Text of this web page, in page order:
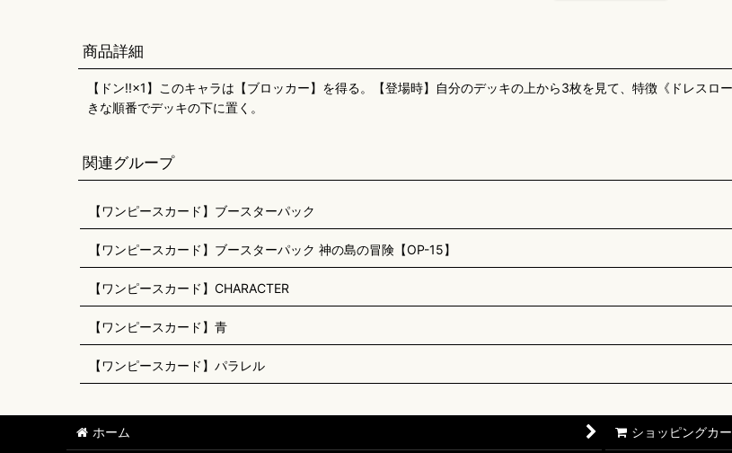
商品詳細
【ドン!!×1】このキャラは【ブロッカー】を得る。【登場時】自分のデッキの上から3枚を見て、特徴《ドレス
きな順番でデッキの下に置く。
関連グループ
【ワンピースカード】ブースターパック
【ワンピースカード】ブースターパック 神の島の冒険【OP-15】
【ワンピースカード】CHARACTER
【ワンピースカード】青
【ワンピースカード】パラレル
ホーム ショッピングカ